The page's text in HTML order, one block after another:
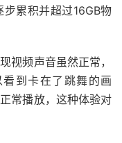
累积并超过16GB物
视频声音虽然正常，
到卡在了跳舞的画
常播放，这种体验对